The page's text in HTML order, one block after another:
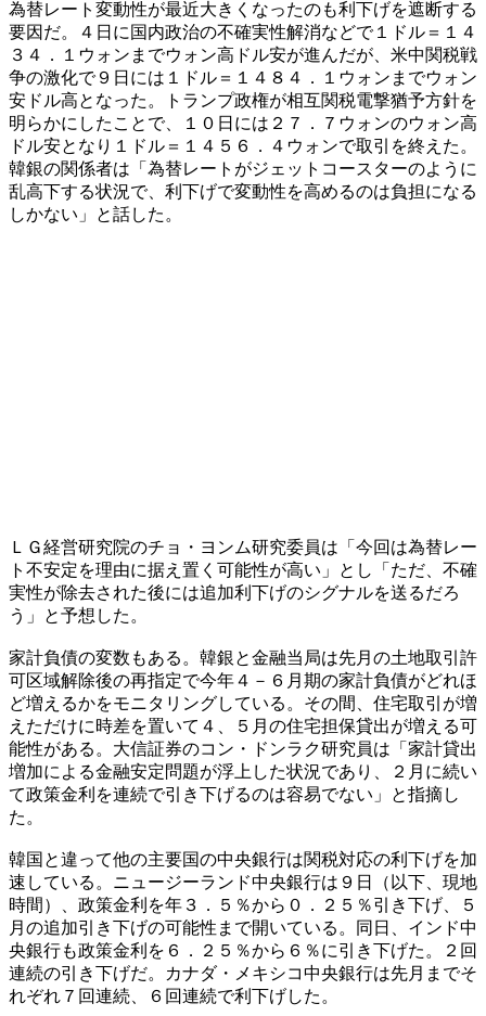
為替レート変動性が最近大きくなったのも利下げを遮断する
要因だ。４日に国内政治の不確実性解消などで１ドル＝１４
３４．１ウォンまでウォン高ドル安が進んだが、米中関税戦
争の激化で９日には１ドル＝１４８４．１ウォンまでウォン
安ドル高となった。トランプ政権が相互関税電撃猶予方針を
明らかにしたことで、１０日には２７．７ウォンのウォン高
ドル安となり１ドル＝１４５６．４ウォンで取引を終えた。
韓銀の関係者は「為替レートがジェットコースターのように
乱高下する状況で、利下げで変動性を高めるのは負担になる
しかない」と話した。
ＬＧ経営研究院のチョ・ヨンム研究委員は「今回は為替レー
ト不安定を理由に据え置く可能性が高い」とし「ただ、不確
実性が除去された後には追加利下げのシグナルを送るだろ
う」と予想した。
家計負債の変数もある。韓銀と金融当局は先月の土地取引許
可区域解除後の再指定で今年４－６月期の家計負債がどれほ
ど増えるかをモニタリングしている。その間、住宅取引が増
えただけに時差を置いて４、５月の住宅担保貸出が増える可
能性がある。大信証券のコン・ドンラク研究員は「家計貸出
増加による金融安定問題が浮上した状況であり、２月に続い
て政策金利を連続で引き下げるのは容易でない」と指摘し
た。
韓国と違って他の主要国の中央銀行は関税対応の利下げを加
速している。ニュージーランド中央銀行は９日（以下、現地
時間）、政策金利を年３．５％から０．２５％引き下げ、５
月の追加引き下げの可能性まで開いている。同日、インド中
央銀行も政策金利を６．２５％から６％に引き下げた。２回
連続の引き下げだ。カナダ・メキシコ中央銀行は先月までそ
れぞれ７回連続、６回連続で利下げした。